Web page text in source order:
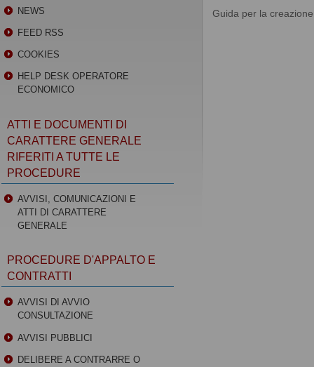
Guida per la
NEWS
FEED RSS
COOKIES
HELP DESK OPERATORE
ECONOMICO
ATTI E DOCUMENTI DI
CARATTERE GENERALE
RIFERITI A TUTTE LE
PROCEDURE
AVVISI, COMUNICAZIONI E
ATTI DI CARATTERE
GENERALE
PROCEDURE D'APPALTO E
CONTRATTI
AVVISI DI AVVIO
CONSULTAZIONE
AVVISI PUBBLICI
DELIBERE A CONTRARRE O